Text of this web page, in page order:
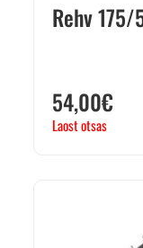
Rehv
54,00€
Laost otsas